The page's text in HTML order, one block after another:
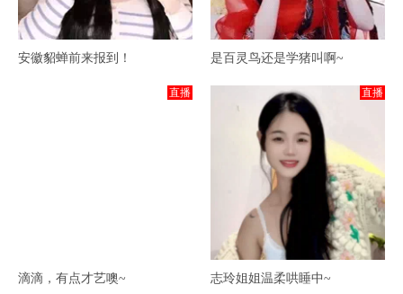
安徽貂蝉前来报到！ 是百灵鸟还是学猪叫啊~
直播
滴滴，有点才艺噢~
直播
志玲姐姐温柔哄睡中~